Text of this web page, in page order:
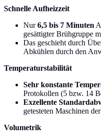
Schnelle Aufheizzeit
Nur6,5 bis 7 Minuten
gesättigter Brühgruppe
Das geschieht durch
Abkühlen durch den
Temperaturstabilität
Sehr konstante
Protokollen (5 bzw. 14
Exzellente
getesteten Maschinen
Volumetrik